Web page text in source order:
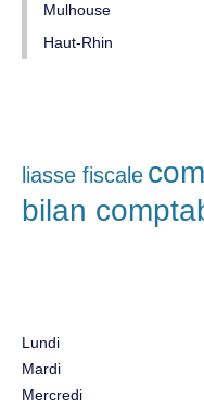
Mulhouse
Haut-Rhin
liasse fiscale
bilan
Lundi
Mardi
Mercredi